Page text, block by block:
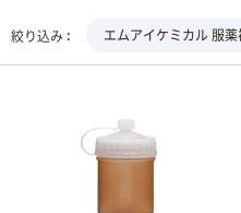
絞り込み エムアイケミカル 服